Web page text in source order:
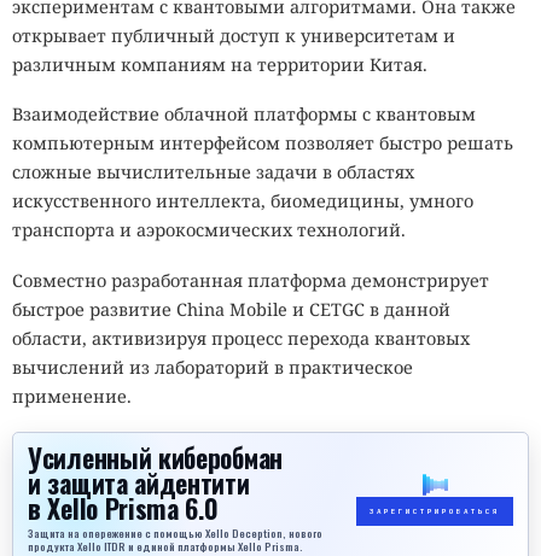
экспериментам с квантовыми алгоритмами. Она также
открывает публичный доступ к университетам и
различным компаниям на территории Китая.
Взаимодействие облачной платформы с квантовым
компьютерным интерфейсом позволяет быстро решать
сложные вычислительные задачи в областях
искусственного интеллекта, биомедицины, умного
транспорта и аэрокосмических технологий.
Совместно разработанная платформа демонстрирует
быстрое развитие China Mobile и CETGC в данной
области, активизируя процесс перехода квантовых
вычислений из лабораторий в практическое
применение.
Усиленный киберобман
и защита айдентити
в Xello Prisma 6.0
Защита на опережение с помощью Xello Deception, нового
продукта Xello ITDR и единой платформы Xello Prisma.
ЗАРЕГИСТРИРОВАТЬСЯ